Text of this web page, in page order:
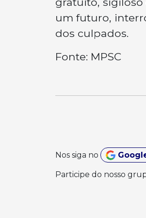
um futuro,
dos culpados.
Fonte: MPSC
Nos siga no
Participe do nosso